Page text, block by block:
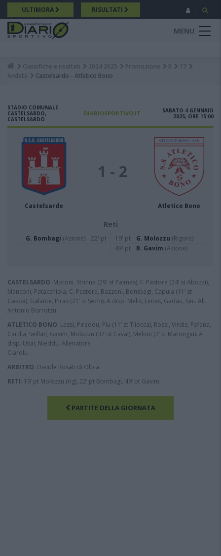
Salta
al
contenuto
principale
ULTIMORA RISULTATI
MENU
Breadcrumb
Classifiche e risultati 2024 2025 Promozione B
17
Andata
Castelsardo - Atletico Bono
STADIO COMUNALE
CASTELSARDO,
CASTELSARDO
DIARIOSPORTIVO.IT
SABATO 4 GENNAIO
2025, ORE 15:00
Castelsardo
1 - 2
Atletico Bono
Reti
G. Bombagi (Azione) 22' pt 19' pt G. Molozzu (Rigore)
49' pt
B. Gavim (Azione)
CASTELSARDO: Moroni, Strinna (29' st Palmas), F. Pastore (24’ st Abozzi),
Manconi, Patacchiola, C. Pastore, Bazzoni, Bombagi, Capula (11’ st
Gaspa), Galante, Piras (21’ st Sechi). A disp. Melis, Lintas, Gadau, Sini. All.
Antonio Borrotzu.
ATLETICO BONO: Lessi, Pireddu, Piu (11’ st Tilocca), Rossi, Virdis, Fofana,
Cardia, Seillan, Gavim, Molozzu (37’ st Caval), Meloni (7’ st Marongiu). A
disp. Usai, Nieddu. Allenatore
Ciarolu.
ARBITRO: Davide Rosati di Olbia.
RETI: 19’ pt Molozzu (rig), 22’ pt Bombagi, 49’ pt Gavim.
PARTITE DELLA GIORNATA